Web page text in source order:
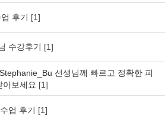
후기 [1]
수강후기 [1]
선생님께 빠르고 정확한 피
아보세요 [1]
업 후기 [1]